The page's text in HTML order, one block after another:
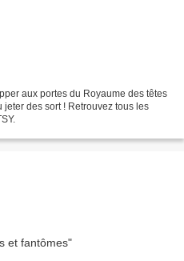
aux portes du Royaume des têtes
des sort ! Retrouvez tous les